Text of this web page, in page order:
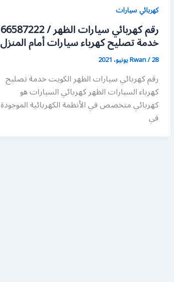
كهربائي سيارات
خدمة تصليح كهرباء سيارات أمام المنزل
Rwan/28 يونيو، 2021
رقم كهربائي سيارات الظهر الكويت خدمة تصليح
كهرباء السيارات الظهر كهربائي السيارات هو
كهربائي متخصص في الأنظمة الكهربائية الموجودة
في